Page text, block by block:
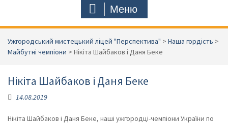
Меню
Ужгородський мистецький ліцей "Перспектива" > Наша гордість >
Майбутні чемпіони > Нікіта Шайбаков і Даня Беке
Нікіта Шайбаков і Даня Беке
14.08.2019
Нікіта Шайбаков і Даня Беке, наші ужгородці-чемпіони України по